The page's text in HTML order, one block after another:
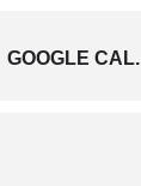
GOOGLE CAL.